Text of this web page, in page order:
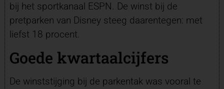
bij het sportkanaal ESPN. De winst bij de
pretparken van Disney steeg daarentegen: met
liefst 18 procent.
Goede kwartaalcijfers
De winststijging bij de parkentak was vooral te